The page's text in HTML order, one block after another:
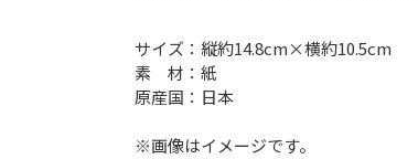
サイズ：縦約14.8cm×横約10.5cm
素 材：紙
原産国：日本
※画像はイメージです。